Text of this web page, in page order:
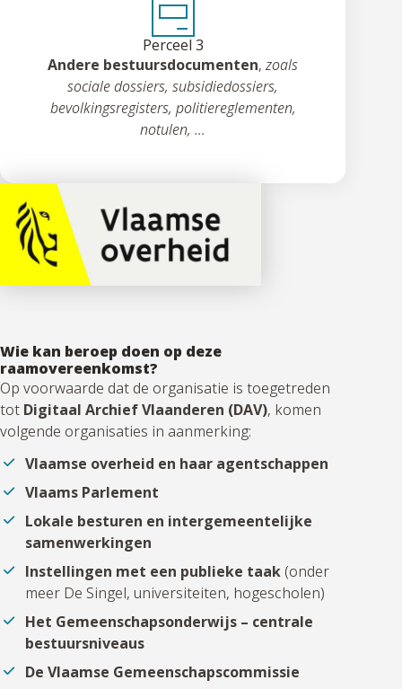
Perceel 3
Andere bestuursdocumenten,zoals
sociale dossiers, subsidiedossiers,
bevolkingsregisters, politiereglementen,
notulen, …
Wie kan beroep doen op deze
raamovereenkomst?
Op voorwaarde dat de organisatie is toegetreden
tot Digitaal Archief Vlaanderen (DAV), komen
volgende organisaties in aanmerking:
Vlaamse overheid en haar agentschappen
Vlaams Parlement
Lokale besturen en intergemeentelijke
samenwerkingen
Instellingen met een publieke taak (onder
meer De Singel, universiteiten, hogescholen)
Het Gemeenschapsonderwijs – centrale
bestuursniveaus
De Vlaamse Gemeenschapscommissie